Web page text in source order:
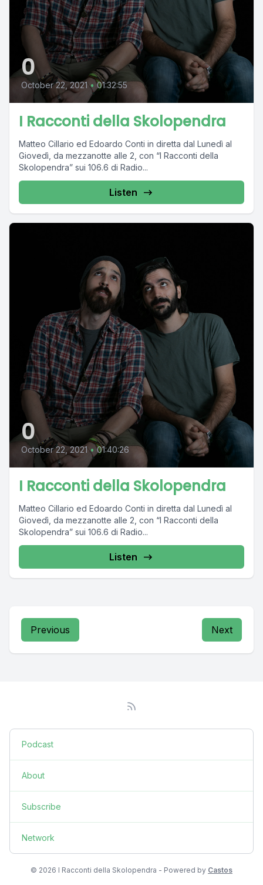
0
October 22, 2021 • 01:32:55
I Racconti della Skolopendra
Matteo Cillario ed Edoardo Conti in diretta dal Lunedì al
Giovedì, da mezzanotte alle 2, con “I Racconti della
Skolopendra” sui 106.6 di Radio...
Listen
0
October 22, 2021 • 01:40:26
I Racconti della Skolopendra
Matteo Cillario ed Edoardo Conti in diretta dal Lunedì al
Giovedì, da mezzanotte alle 2, con “I Racconti della
Skolopendra” sui 106.6 di Radio...
Listen
Previous Next
Podcast
About
Subscribe
Network
© 2026 I Racconti della Skolopendra - Powered by Castos